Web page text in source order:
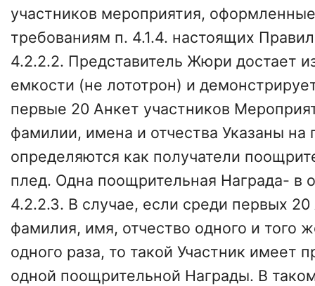
участников мероприятия,
требованиям п. 4.1.4. настоящих
4.2.2.2. Представитель Жюри достает
емкости (не лототрон) и
первые 20 Анкет участников
фамилии, имена и отчества Указаны на
определяются как получатели
плед. Одна поощрительная Награда- в
4.2.2.3. В случае, если среди первых 20
фамилия, имя, отчество одного и того
одного раза, то такой Участник имеет
одной поощрительной Награды. В